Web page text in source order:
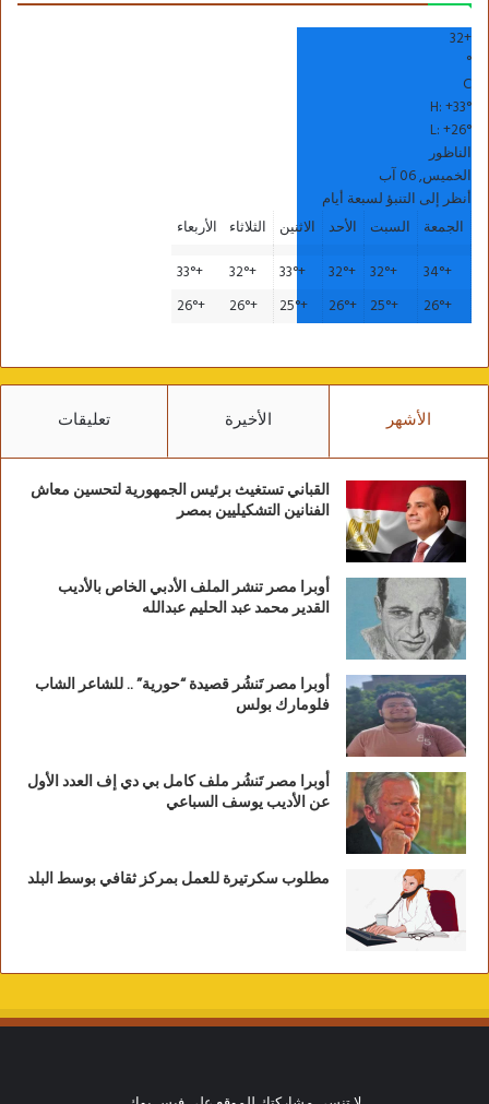
+
32
°
C
H:+33°
L:+26°
الناظور
الخميس, 06 آب
أنظر إلى التنبؤ لسبعة أيام
الجمعة
السبت الأحد الاثنين الثلاثاء
الأربعاء
+
34°
+
32°
+
32°
+
33°
+
32°
+
33°
+
26°
+
25°
+
26°
+
25°
+
26°
+
26°
الأشهر الأخيرة تعليقات
القباني تستغيث برئيس الجمهورية لتحسين معاش
الفنانين التشكيليين بمصر
أوبرا مصر تنشر الملف الأدبي الخاص بالأديب
القدير محمد عبد الحليم عبدالله
أوبرا مصر تَنشُر قصيدة “حورية” .. للشاعر الشاب
فلومارك بولس
أوبرا مصر تَنشُر ملف كامل بي دي إف العدد الأول
عن الأديب يوسف السباعي
مطلوب سكرتيرة للعمل بمركز ثقافي بوسط البلد